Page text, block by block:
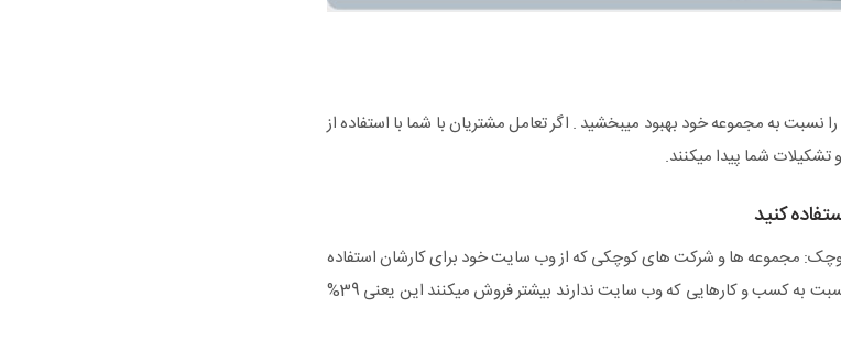
به مجموعه خود بهبود میبخشید . اگر تعامل مشتریان با شما با استفاده از
شما پیدا میکنند.
کنید
مجموعه ها و شرکت های کوچکی که از وب سایت خود برای کارشان استفاده
میکنند به طور میانگین 1.07 میلیون دلار در سال نسبت به کسب و کارهایی که وب سایت ندارند بیشتر فروش میکنند این یعنی 39%